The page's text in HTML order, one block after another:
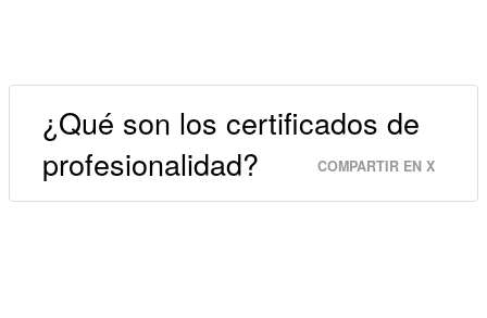
¿Qué son los certificados de
profesionalidad?
COMPARTIR EN X